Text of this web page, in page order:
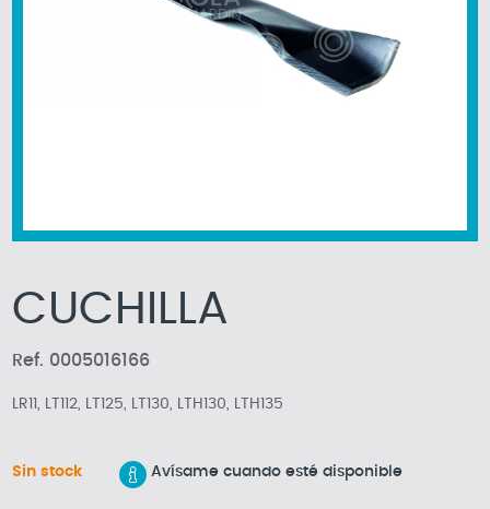
CUCHILLA
Ref. 0005016166
LR11, LT112, LT125, LT130, LTH130, LTH135
Sin stock Avísame cuando esté disponible